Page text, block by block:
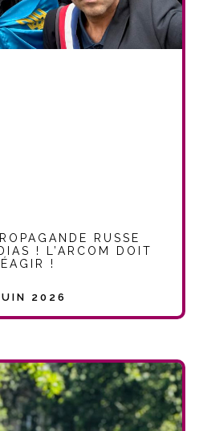
RUSSE
! L’ARCOM DOIT
!
2026